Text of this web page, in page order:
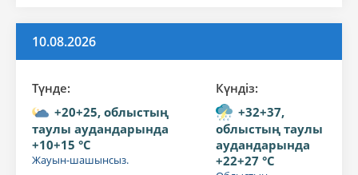
10.08.2026
Түнде:
+20+25, облыстың
таулы аудандарында
+10+15 °C
Жауын-шашынсыз.
Күндiз:
+32+37,
облыстың таулы
аудандарында
+22+27 °C